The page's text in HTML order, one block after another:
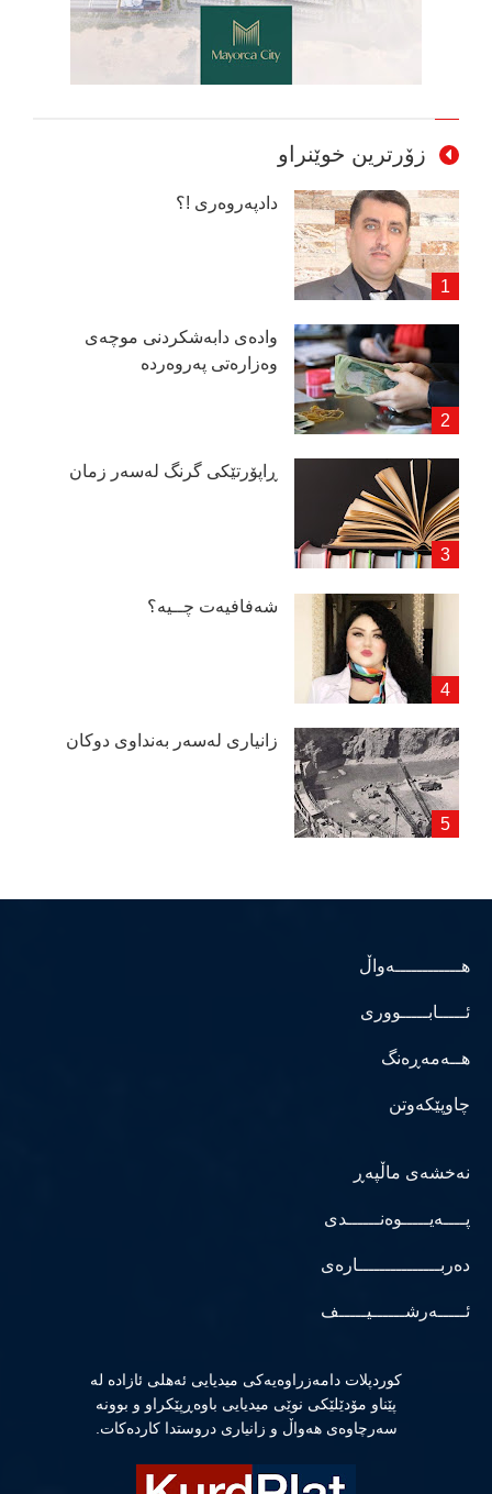
زۆرترین خوێنراو
دادپەروەری !؟
وادەی دابەشكردنی موچەی
وەزارەتی پەروەردە
ڕاپۆرتێكی گرنگ لەسەر زمان
شەفافیەت چــیە؟
زانیاری لەسەر بەنداوی دوكان
هــــــــــــەواڵ
ئـــــابـــــووری
هــەمەڕەنگ
چاوپێکەوتن
نەخشەی ماڵپەڕ
پــــەیـــــوەنــــــدی
دەربـــــــــــــــارەی
ئـــــەرشــــــیـــــف
كوردپلات دامەزراوەیەكی میدیایی ئەهلی ئازادە لە
پێناو مۆدێلێكی نوێی میدیایی باوەڕپێكراو و بوونە
سەرچاوەی هەواڵ و زانیاری دروستدا كاردەكات.